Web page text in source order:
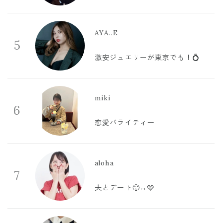
5
AYA..E
激安ジュエリーが東京でも！💍
6
miki
恋愛バライティー
7
aloha
夫とデート🙂‍↔️🩷